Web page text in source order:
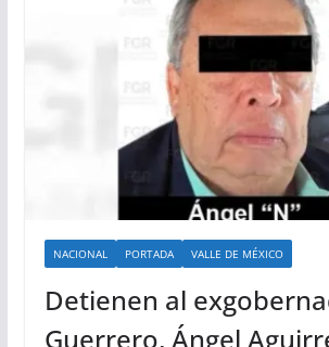
NACIONAL PORTADA VALLE DE MÉXICO
Detienen al
Guerrero, Ángel